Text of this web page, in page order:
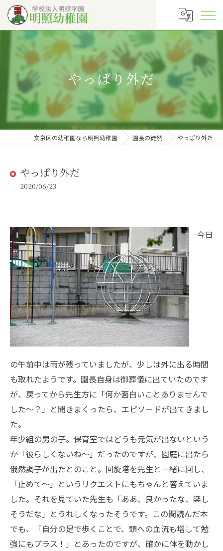
やっぱり外だ
文京区の幼稚園なら明照幼稚園 園長の徒然 やっぱり外だ
やっぱり外だ
2020/06/23
今日
の午前中は雨が残っていましたが、少しは外に出る時間
も取れたようです。園長自身は御葬儀に出ていたのです
が、戻ってから先生方に「何か面白いことありませんで
した〜？」と聞きまくったら、エピソードが出てきまし
た。
年少組の男の子。保育室ではどうも元気が出ないという
か「彼らしくないね〜」だったのですが、園庭に出たら
俄然調子が出たとのこと。回旋塔を先生と一緒に回し、
「止めて〜」というリクエストにもちゃんと答えていま
した。それを見ていた先生も「ああ、良かったな、楽し
そうだな」とうれしくなったそうです。この間読んだ本
でも、「自分の足で歩くことで、頭への血流も増して勉
強にもプラス！」とあったのですが、確かに体を動かし